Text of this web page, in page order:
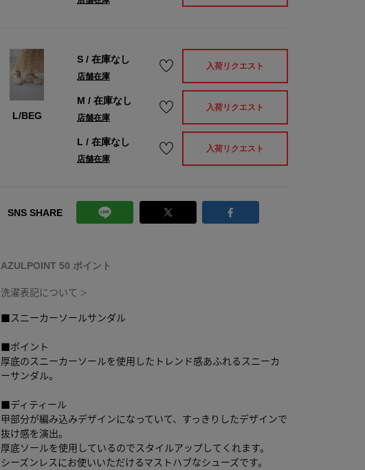
L/BEG
S/ 在庫なし
店舗在庫
入荷リクエスト
M / 在庫なし
店舗在庫
入荷リクエスト
L / 在庫なし
店舗在庫
入荷リクエスト
SNS SHARE
AZULPOINT 50 ポイント
洗濯表記について ＞
■スニーカーソールサンダル
■ポイント
厚底のスニーカーソールを使用したトレンド感あふれるスニーカ
ーサンダル。
■ディティール
甲部分が編み込みデザインになっていて、すっきりしたデザインで
抜け感を演出。
厚底ソールを使用しているのでスタイルアップしてくれます。
シーズンレスにお使いいただけるマストハブなシューズです。